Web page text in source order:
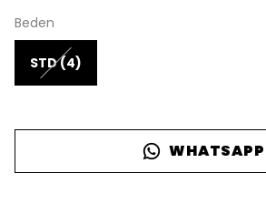
Beden
STD (4)
WHATSAPP